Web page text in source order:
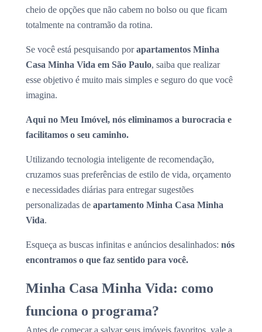
cheio de opções que não cabem no bolso ou que ficam
totalmente na contramão da rotina.
Se você está pesquisando porapartamentos Minha
Casa Minha Vida em São Paulo, saiba que realizar
esse objetivo é muito mais simples e seguro do que você
imagina.
Aqui no Meu Imóvel, nós eliminamos a burocracia e
facilitamos o seu caminho.
Utilizando tecnologia inteligente de recomendação,
cruzamos suas preferências de estilo de vida, orçamento
e necessidades diárias para entregar sugestões
personalizadas de apartamento Minha Casa Minha
Vida.
Esqueça as buscas infinitas e anúncios desalinhados: nós
encontramos o que faz sentido para você.
Minha Casa Minha Vida: como
funciona o programa?
Antes de começar a salvar seus imóveis favoritos, vale a